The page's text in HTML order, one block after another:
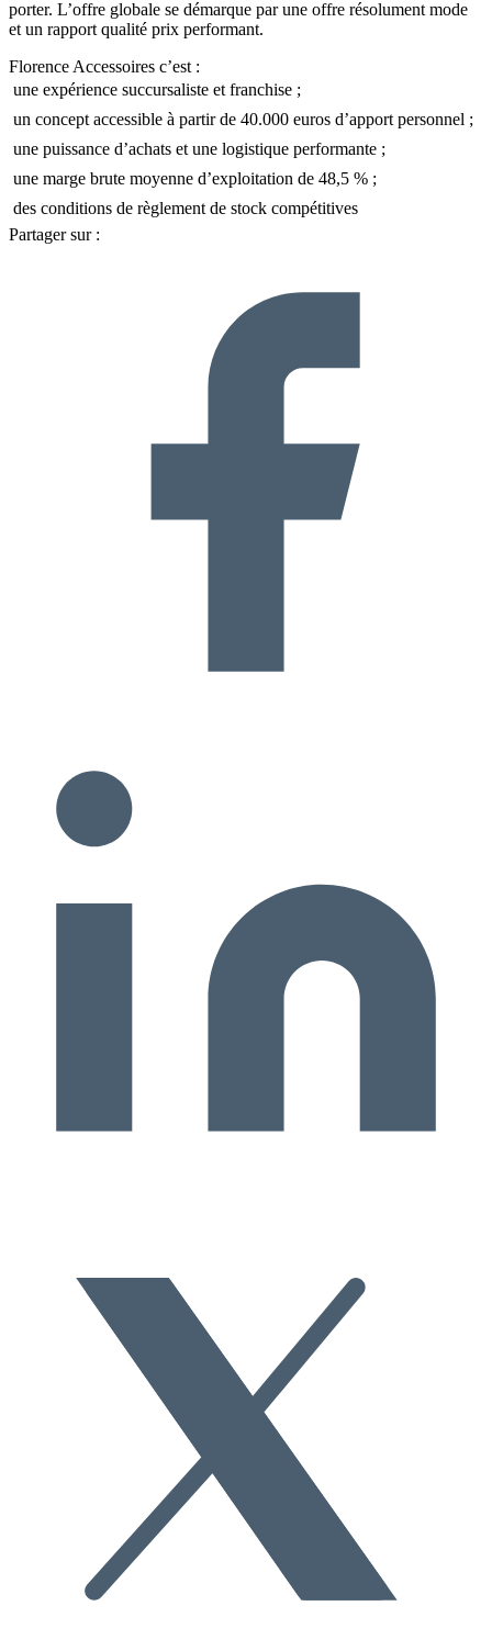
porter. L’offre globale se démarque par une offre résolument mode
et un rapport qualité prix performant.
Florence Accessoires c’est :
 une expérience succursaliste et franchise ;
 un concept accessible à partir de 40.000 euros d’apport personnel ;
 une puissance d’achats et une logistique performante ;
 une marge brute moyenne d’exploitation de 48,5 % ;
 des conditions de règlement de stock compétitives
Partager sur :